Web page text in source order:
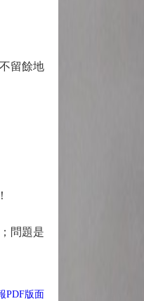
留餘地
問題是
PDF版面